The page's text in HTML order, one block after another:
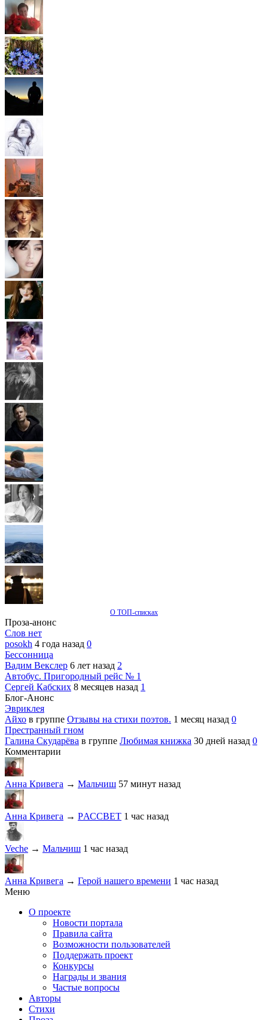
О ТОП-списках
Проза-анонс
Слов нет
posokh 4 года назад 0
Бессонница
Вадим Векслер 6 лет назад 2
Автобус. Пригородный рейс № 1
Сергей Кабских 8 месяцев назад 1
Блог-Анонс
Эвриклея
Айхо в группе Отзывы на стихи поэтов. 1 месяц назад 0
Престранный гном
Галина Скударёва в группе Любимая книжка 30 дней назад 0
Комментарии
Анна Кривега → Мальчиш 57 минут назад
Анна Кривега → PАССВЕТ 1 час назад
Veche → Мальчиш 1 час назад
Анна Кривега → Герой нашего времени 1 час назад
Меню
О проекте
Новости портала
Правила сайта
Возможности пользователей
Поддержать проект
Конкурсы
Награды и звания
Частые вопросы
Авторы
Стихи